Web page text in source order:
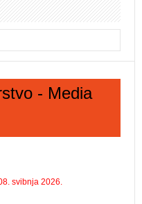
- Media
svibnja 2026.